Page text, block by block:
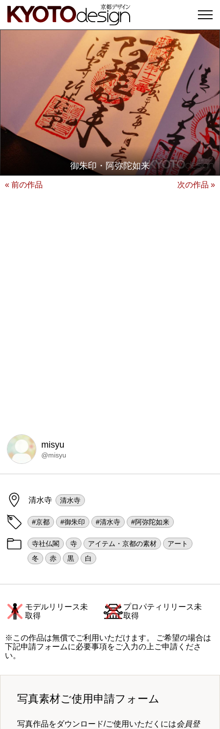
御朱印・阿弥陀如来
« 前の作品 次の作品 »
misyu
@misyu
清水寺 清水寺
#京都 #御朱印 #清水寺 #阿弥陀如来
寺社仏閣 寺 アイテム・京都の素材
アート
冬
赤 黒 白
モデルリリース未
取得
プロパティリリース未
取得
※この作品は無償でご利用いただけます。 ご希望の場合は
下記申請フォームに必要事項をご入力の上ご申請くださ
い。
写真素材ご使用申請フォーム
写真作品をダウンロード/ご使用いただくには会員登